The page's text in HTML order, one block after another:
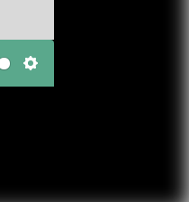
Settings